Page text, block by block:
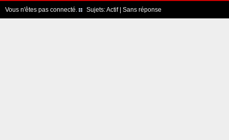
Vous n'êtes pas connecté. Sujets:Actif| Sans réponse